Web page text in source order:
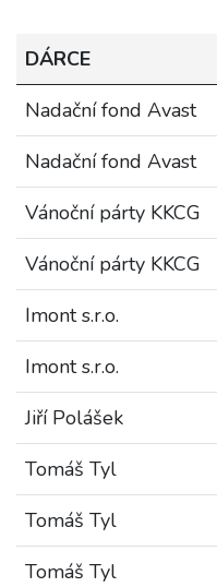
DÁRCE
Nadační fond Avast
Nadační fond Avast
Vánoční párty KKCG
Vánoční párty KKCG
Imont s.r.o.
Imont s.r.o.
Jiří Polášek
Tomáš Tyl
Tomáš Tyl
Tomáš Tyl